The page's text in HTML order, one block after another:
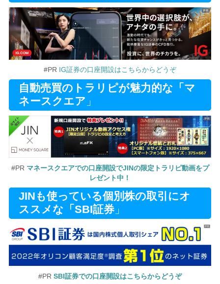
#PR IG証券の口座開設はこちらからどうぞ
自動売買のトラリピが魅力的な「マ
ネースクエア 」
#PR マネースクエアでの口座開設でJINの限定トラリピ動画をプ
レゼント中！
JINも使っている個別株の取引にオ
ススメな「SBI証券」
#PR SBI証券での口座開設はこちらからどうぞ